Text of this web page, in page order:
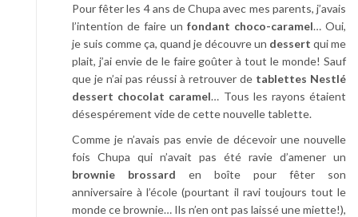
Pour fêter les 4 ans de Chupa avec mes parents, j’avais
l’intention de faire un fondant choco-caramel… Oui,
je suis comme ça, quand je découvre un dessert qui me
plait, j’ai envie de le faire goûter à tout le monde! Sauf
que je n’ai pas réussi à retrouver de tablettes Nestlé
dessert chocolat caramel… Tous les rayons étaient
désespérement vide de cette nouvelle tablette.
Comme je n’avais pas envie de décevoir une nouvelle
fois Chupa qui n’avait pas été ravie d’amener un
brownie brossard en boîte pour fêter son
anniversaire à l’école (pourtant il ravi toujours tout le
monde ce brownie… Ils n’en ont pas laissé une miette!),